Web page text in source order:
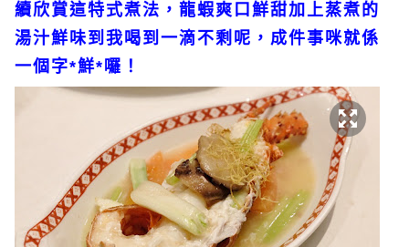
續欣賞這特式煮法，龍蝦爽口鮮甜加上蒸煮的
湯汁鮮味到我喝到一滴不剩呢，成件事咪就係
一個字*鮮*囉！